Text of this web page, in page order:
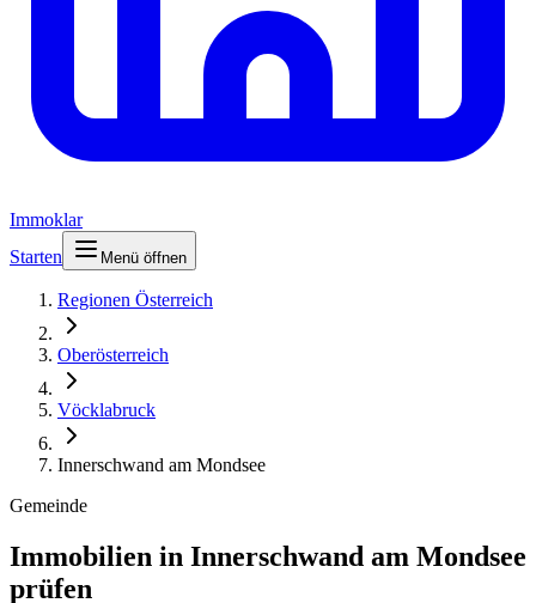
Immoklar
Starten
Menü öffnen
Regionen Österreich
Oberösterreich
Vöcklabruck
Innerschwand am Mondsee
Gemeinde
Immobilien in Innerschwand am Mondsee
prüfen